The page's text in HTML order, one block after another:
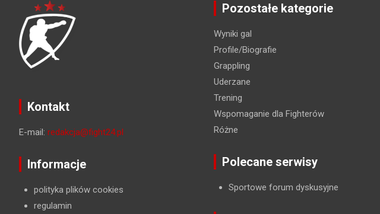
Kontakt
E-mail: redakcja@fight24.pl
Informacje
polityka plików cookies
regulamin
Pozostałe kategorie
Wyniki gal
Profile/Biografie
Grappling
Uderzane
Trening
Wspomaganie dla Fighterów
Różne
Polecane serwisy
Sportowe forum dyskusyjne